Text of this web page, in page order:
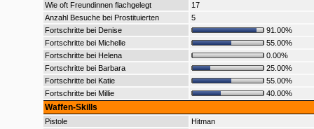
Wie oft Freundinnen flachgelegt
17
Anzahl Besuche bei Prostituierten
5
Fortschritte bei Denise
91.00%
Fortschritte bei Michelle
55.00%
Fortschritte bei Helena
0.00%
Fortschritte bei Barbara
25.00%
Fortschritte bei Katie
55.00%
Fortschritte bei Millie
40.00%
Waffen-Skills
Pistole
Hitman